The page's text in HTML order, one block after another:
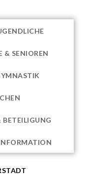
& SENIOREN
BETEILIGUNG